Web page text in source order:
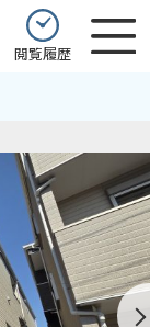
閲覧履歴